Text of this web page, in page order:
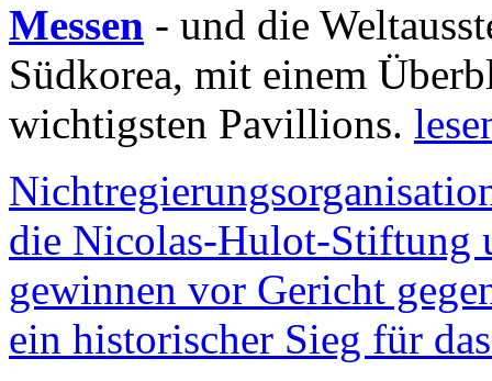
Messen - und die
Südkorea, mit einem
wichtigsten Pavillions.
die Nicolas-Hulot-Stiftung
gewinnen vor Gericht
ein historischer Sieg für